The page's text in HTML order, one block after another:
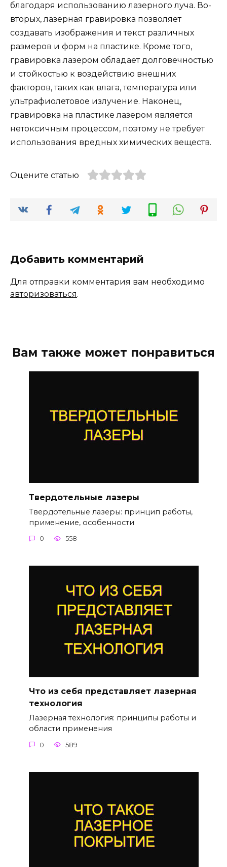
благодаря использованию лазерного луча. Во-
вторых, лазерная гравировка позволяет
создавать изображения и текст различных
размеров и форм на пластике. Кроме того,
гравировка лазером обладает долговечностью
и стойкостью к воздействию внешних
факторов, таких как влага, температура или
ультрафиолетовое излучение. Наконец,
гравировка на пластике лазером является
нетоксичным процессом, поэтому не требует
использования вредных химических веществ.
Оцените статью
Добавить комментарий
Для отправки комментария вам необходимо
авторизоваться.
Вам также может понравиться
Твердотельные лазеры
Твердотельные лазеры: принцип работы,
применение, особенности
0 558
Что из себя представляет лазерная
технология
Лазерная технология: принципы работы и
области применения
0 589